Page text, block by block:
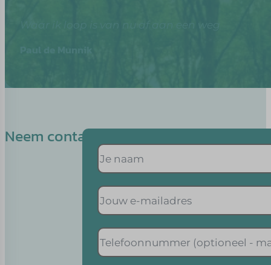
Neem contact op met Heather